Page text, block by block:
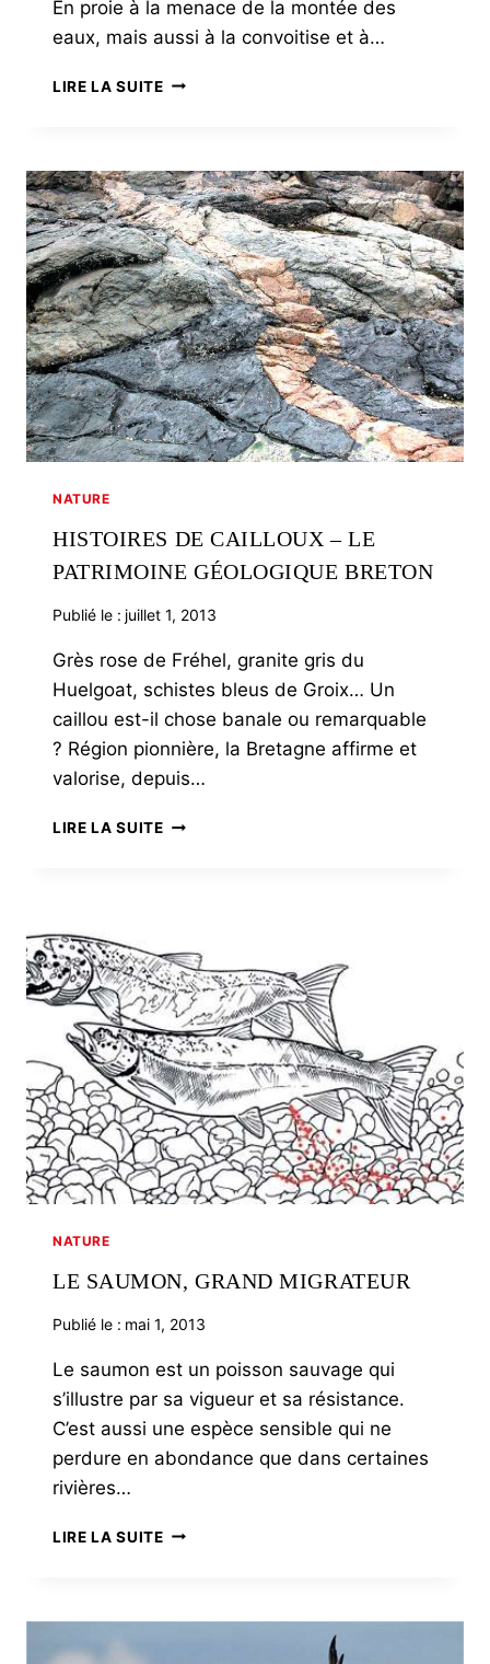
En proie à la menace de la montée des
eaux, mais aussi à la convoitise et à…
LIRE LA SUITEMON
NATURE
HISTOIRES DE CAILLOUX – LE
PATRIMOINE GÉOLOGIQUE BRETON
Publié le : juillet 1, 2013
Grès rose de Fréhel, granite gris du
Huelgoat, schistes bleus de Groix… Un
caillou est-il chose banale ou remarquable
? Région pionnière, la Bretagne affirme et
valorise, depuis…
LIRE LA SUITEHISTOIRES
GÉOLOGIQUE
BRETON
NATURE
LE SAUMON, GRAND MIGRATEUR
Publié le : mai 1, 2013
Le saumon est un poisson sauvage qui
s’illustre par sa vigueur et sa résistance.
C’est aussi une espèce sensible qui ne
perdure en abondance que dans certaines
rivières…
LIRE LA SUITELE